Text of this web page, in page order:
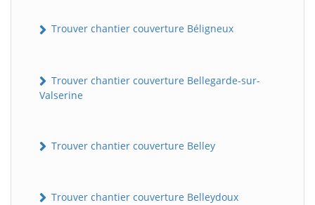
Trouver chantier couverture Béligneux
Trouver chantier couverture Bellegarde-sur-
Valserine
Trouver chantier couverture Belley
Trouver chantier couverture Belleydoux